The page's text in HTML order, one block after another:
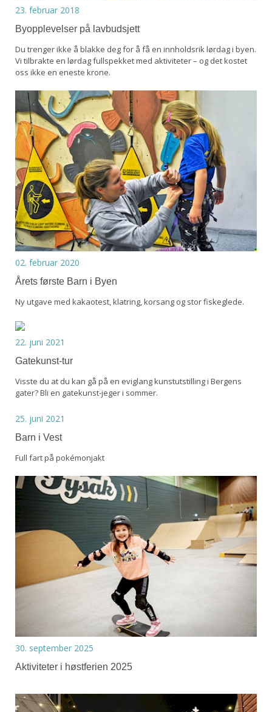
23. februar 2018
Byopplevelser på lavbudsjett
Du trenger ikke å blakke deg for å få en innholdsrik lørdag i byen.
Vi tilbrakte en lørdag fullspekket med aktiviteter – og det kostet
oss ikke en eneste krone.
02. februar 2020
Årets første Barn i Byen
Ny utgave med kakaotest, klatring, korsang og stor fiskeglede.
22. juni 2021
Gatekunst-tur
Visste du at du kan gå på en eviglang kunstutstilling i Bergens
gater? Bli en gatekunst-jeger i sommer.
25. juni 2021
Barn i Vest
Full fart på pokémonjakt
30. september 2025
Aktiviteter i høstferien 2025